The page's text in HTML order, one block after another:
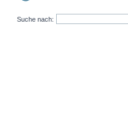
Suche nach: